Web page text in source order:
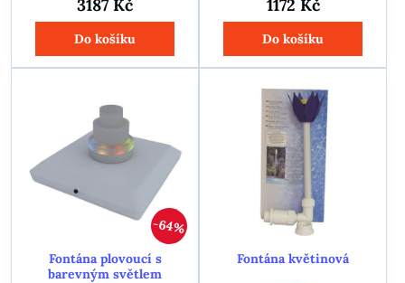
3187 Kč
Do košíku
1172 Kč
Do košíku
64%
Fontána plovoucí s
barevným světlem
Fontána květinová